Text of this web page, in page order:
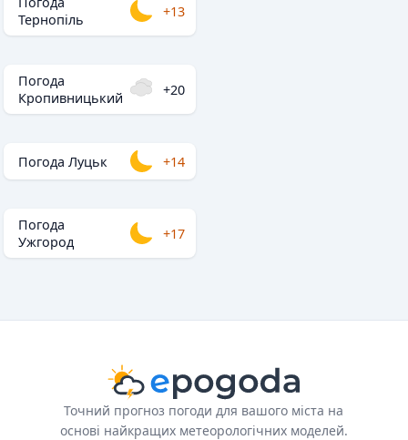
Тернопіль
+13
Погода
Кропивницький
+20
Погода Луцьк +14
Погода
Ужгород
+17
Точний прогноз погоди для вашого міста на
основі найкращих метеорологічних моделей.